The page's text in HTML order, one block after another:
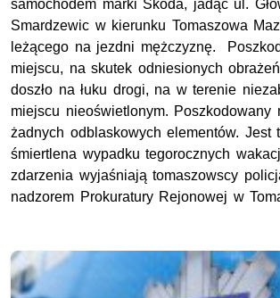
samochodem marki Skoda, jadąc ul.
Smardzewic w kierunku Tomaszowa
leżącego na jezdni mężczyznę.
miejscu, na skutek odniesionych
doszło na łuku drogi, na w terenie
miejscu nieoświetlonym. Poszkodowany
żadnych odblaskowych elementów. Jest
śmiertlena wypadku tegorocznych
zdarzenia wyjaśniają tomaszowscy
nadzorem Prokuratury Rejonowej w